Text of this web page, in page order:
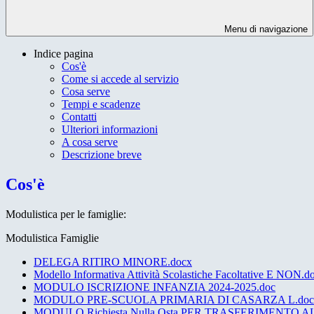
Menu di navigazione
Indice pagina
Cos'è
Come si accede al servizio
Cosa serve
Tempi e scadenze
Contatti
Ulteriori informazioni
A cosa serve
Descrizione breve
Cos'è
Modulistica per le famiglie:
Modulistica Famiglie
DELEGA RITIRO MINORE.docx
Modello Informativa Attività Scolastiche Facoltative E
MODULO ISCRIZIONE INFANZIA 2024-2025.doc
MODULO PRE-SCUOLA PRIMARIA DI CASARZA L.doc